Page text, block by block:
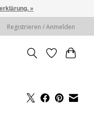
Registrieren / Anmelden
»